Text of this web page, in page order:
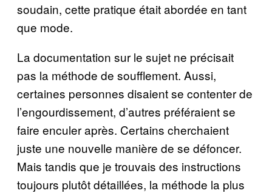
soudain, cette pratique était abordée en tant
que mode.
La documentation sur le sujet ne précisait
pas la méthode de soufflement. Aussi,
certaines personnes disaient se contenter de
l’engourdissement, d’autres préféraient se
faire enculer après. Certains cherchaient
juste une nouvelle manière de se défoncer.
Mais tandis que je trouvais des instructions
toujours plutôt détaillées, la méthode la plus